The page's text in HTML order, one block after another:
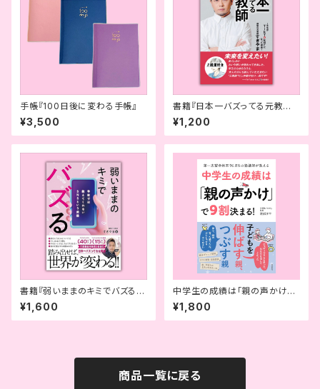
手帳『100日後に変わる手帳』
¥3,500
書籍『日本一バズってる元教師』
（サイン入り）
¥1,200
書籍『弱いままのキミでバズる』
（サイン入り）
¥1,600
中学生の成績は「親の声かけ」
で9割決まる！（サイン入り）第一
志望合格率96.8％の塾講師が
教える
¥1,800
商品一覧に戻る